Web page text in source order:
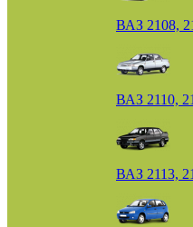
ВАЗ 2108,
ВАЗ 2110,
ВАЗ 2113,